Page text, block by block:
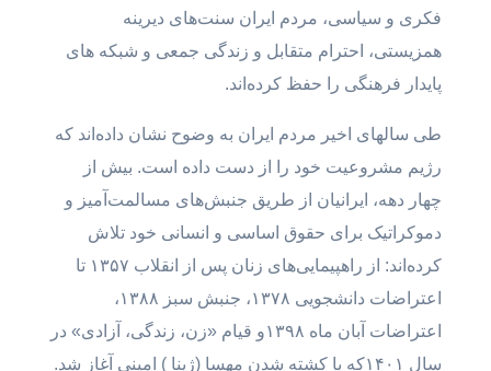
فکری و سیاسی، مردم ایران سنت‌های دیرینه
همزیستی، احترام متقابل و زندگی جمعی و شبکه های
پایدار فرهنگی را حفظ کرده‌اند.
طی سالهای اخیر مردم ایران به وضوح نشان داده‌اند که
رژیم مشروعیت خود را از دست داده است. بیش از
چهار دهه، ایرانیان از طریق جنبش‌های مسالمت‌آمیز و
دموکراتیک برای حقوق اساسی و انسانی خود تلاش
کرده‌اند: از راهپیمایی‌های زنان پس از انقلاب ۱۳۵۷ تا
اعتراضات دانشجویی ۱۳۷۸، جنبش سبز ۱۳۸۸،
اعتراضات آبان ماه ۱۳۹۸و قیام «زن، زندگی، آزادی» در
سال ۱۴۰۱که با کشته شدن مهسا (ژینا ) امینی آغاز شد.